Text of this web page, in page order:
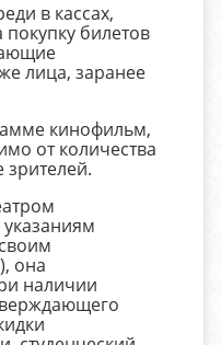
в кассах,
билетов
лица, заранее
кинофильм,
от количества
зрителей.
она
наличии